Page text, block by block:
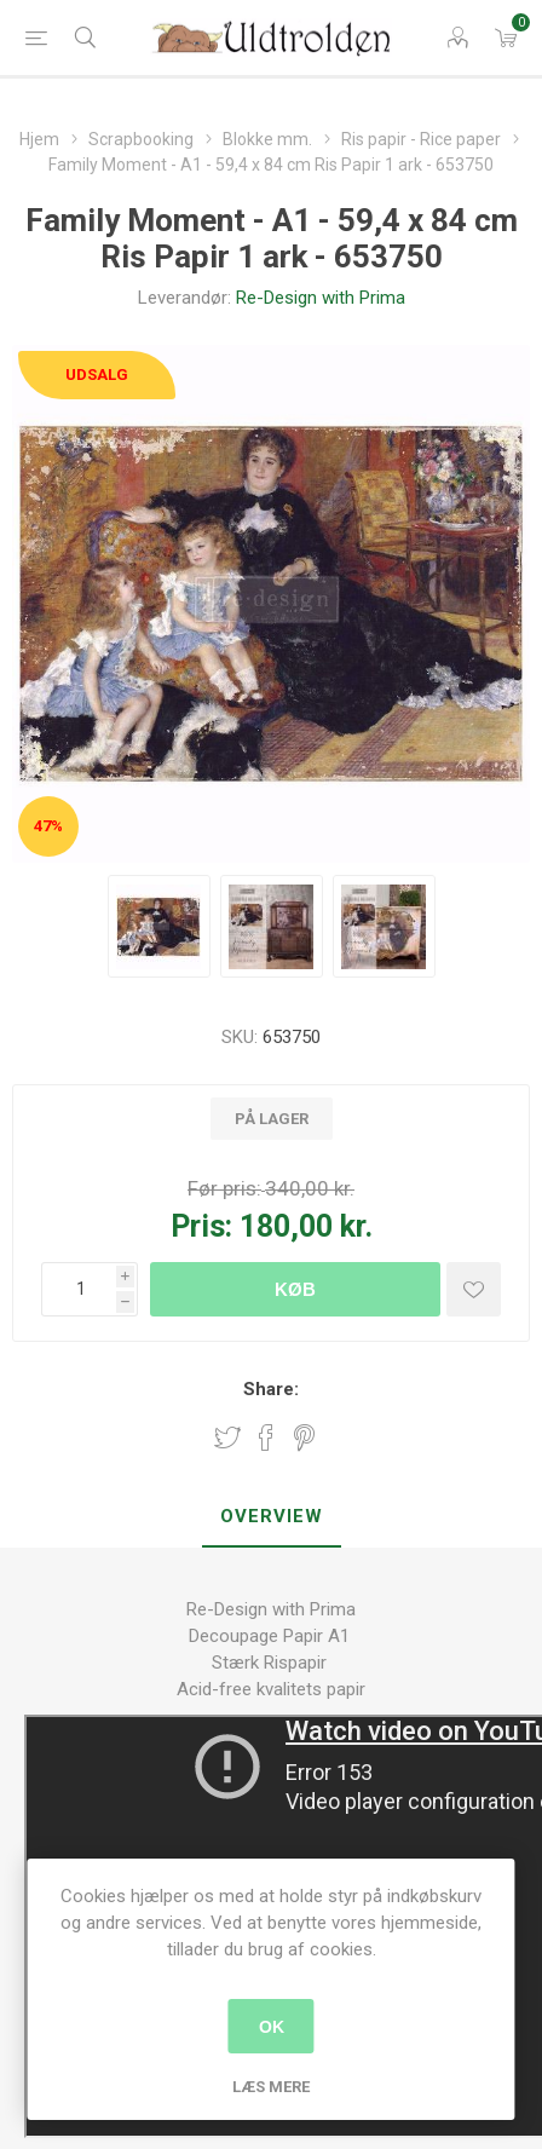
0
Hjem Scrapbooking Blokke mm.
Ris papir - Rice paper
Family Moment - A1 - 59,4 x 84 cm Ris Papir 1 ark - 653750
Family Moment - A1 - 59,4 x 84 cm
Ris Papir 1 ark - 653750
Leverandør: Re-Design with Prima
UDSALG
47%
SKU: 653750
PÅ LAGER
Før pris:340,00 kr.
Pris: 180,00 kr.
i
h
KØB
Share:
OVERVIEW
Re-Design with Prima
Decoupage Papir A1
Stærk Rispapir
Acid-free kvalitets papir
Cookies hjælper os med at holde styr på indkøbskurv
og andre services. Ved at benytte vores hjemmeside,
tillader du brug af cookies.
OK
LÆS MERE